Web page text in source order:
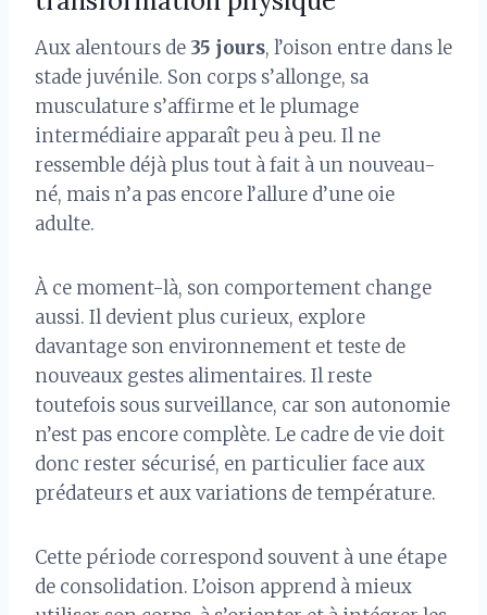
Aux alentours de 35 jours, l’oison entre dans le
stade juvénile. Son corps s’allonge, sa
musculature s’affirme et le plumage
intermédiaire apparaît peu à peu. Il ne
ressemble déjà plus tout à fait à un nouveau-
né, mais n’a pas encore l’allure d’une oie
adulte.
À ce moment-là, son comportement change
aussi. Il devient plus curieux, explore
davantage son environnement et teste de
nouveaux gestes alimentaires. Il reste
toutefois sous surveillance, car son autonomie
n’est pas encore complète. Le cadre de vie doit
donc rester sécurisé, en particulier face aux
prédateurs et aux variations de température.
Cette période correspond souvent à une étape
de consolidation. L’oison apprend à mieux